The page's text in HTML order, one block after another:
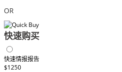
OR
快速购买
快速情报报告
$1250